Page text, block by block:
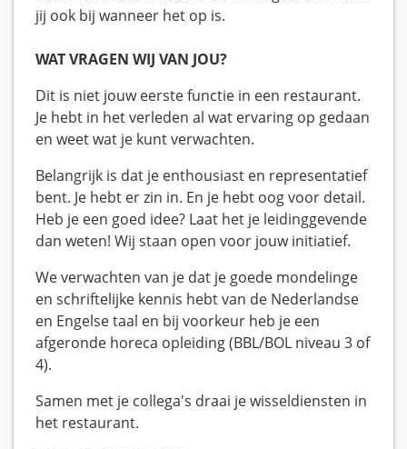
jij ook bij wanneer het op is.
WAT VRAGEN WIJ VAN JOU?
Dit is niet jouw eerste functie in een restaurant.
Je hebt in het verleden al wat ervaring op gedaan
en weet wat je kunt verwachten.
Belangrijk is dat je enthousiast en representatief
bent. Je hebt er zin in. En je hebt oog voor detail.
Heb je een goed idee? Laat het je leidinggevende
dan weten! Wij staan open voor jouw initiatief.
We verwachten van je dat je goede mondelinge
en schriftelijke kennis hebt van de Nederlandse
en Engelse taal en bij voorkeur heb je een
afgeronde horeca opleiding (BBL/BOL niveau 3 of
4).
Samen met je collega's draai je wisseldiensten in
het restaurant.